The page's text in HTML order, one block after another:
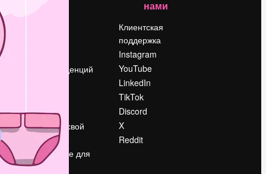
Цены
Поиск тенденций
Slidesgo
Продайте свой
контент
Помещение для
прессы
нами
Клиентская
поддержка
Instagram
YouTube
LinkedIn
TikTok
Discord
X
Reddit